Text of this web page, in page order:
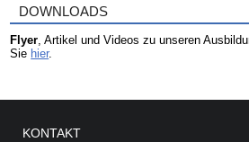
DOWNLOADS
Flyer, Artikel und Videos zu unseren
Sie hier.
KONTAKT